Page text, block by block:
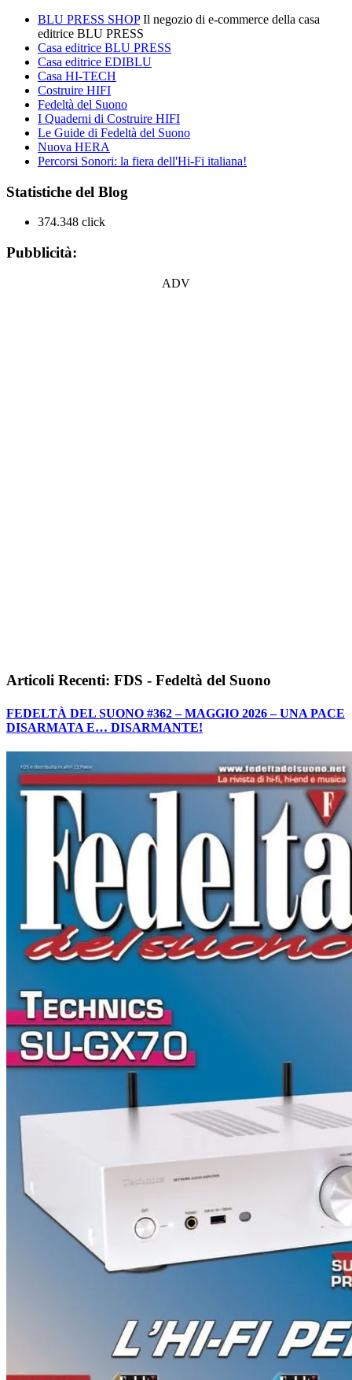
BLU PRESS SHOPIl negozio di e-commerce della casa
editrice BLU PRESS
Casa editrice BLU PRESS
Casa editrice EDIBLU
Casa HI-TECH
Costruire HIFI
Fedeltà del Suono
I Quaderni di Costruire HIFI
Le Guide di Fedeltà del Suono
Nuova HERA
Percorsi Sonori: la fiera dell'Hi-Fi italiana!
Statistiche del Blog
374.348 click
Pubblicità:
ADV
Articoli Recenti: FDS - Fedeltà del Suono
FEDELTÀ DEL SUONO #362 – MAGGIO 2026 – UNA PACE
DISARMATA E… DISARMANTE!